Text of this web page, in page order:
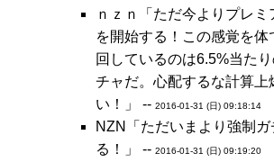
ｎｚｎ「ただ今よりプレミ
を開始する！この感覚を体
回しているのは6.5%当た
チャだ。心配するな計算上
い！」 -- 2016-01-31 (日) 09:18:14
NZN「ただいまより強制
る！」 -- 2016-01-31 (日) 09:19:20